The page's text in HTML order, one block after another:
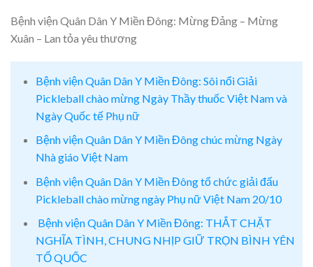
Bệnh viện Quân Dân Y Miền Đông: Mừng Đảng – Mừng
Xuân – Lan tỏa yêu thương
Bệnh viện Quân Dân Y Miền Đông: Sôi nổi Giải
Pickleball chào mừng Ngày Thầy thuốc Việt Nam và
Ngày Quốc tế Phụ nữ
Bệnh viện Quân Dân Y Miền Đông chúc mừng Ngày
Nhà giáo Việt Nam
Bệnh viện Quân Dân Y Miền Đông tổ chức giải đấu
Pickleball chào mừng ngày Phụ nữ Việt Nam 20/10
Bệnh viện Quân Dân Y Miền Đông: THẮT CHẶT
NGHĨA TÌNH, CHUNG NHỊP GIỮ TRỌN BÌNH YÊN
TỔ QUỐC